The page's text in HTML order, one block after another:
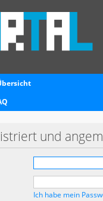
und
Ich habe mein